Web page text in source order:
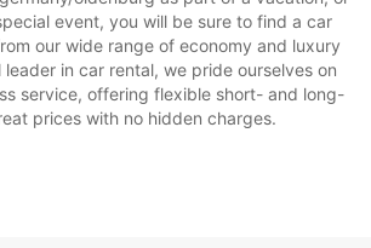
event, you will be sure to find a car
our wide range of economy and luxury
leader in car rental, we pride ourselves on
service, offering flexible short- and long-
prices with no hidden charges.